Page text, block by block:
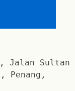
Jalan Sultan
Penang,